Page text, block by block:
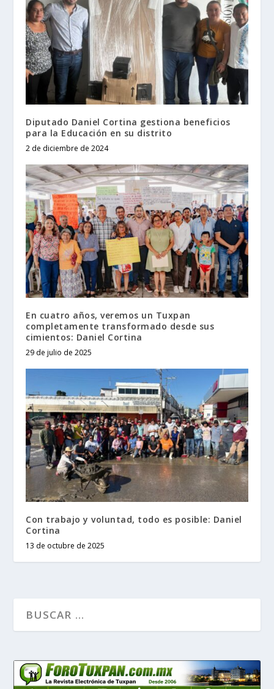
Diputado Daniel Cortina gestiona beneficios
para la Educación en su distrito
2 de diciembre de 2024
En cuatro años, veremos un Tuxpan
completamente transformado desde sus
cimientos: Daniel Cortina
29 de julio de 2025
Con trabajo y voluntad, todo es posible: Daniel
Cortina
13 de octubre de 2025